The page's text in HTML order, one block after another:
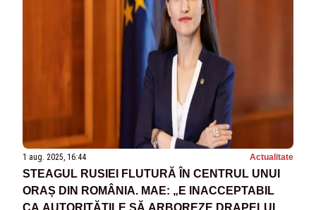
1 aug. 2025, 16:44 Actualitate
STEAGUL RUSIEI FLUTURĂ ÎN CENTRUL UNUI
ORAȘ DIN ROMÂNIA. MAE: „E INACCEPTABIL
CA AUTORITĂȚILE SĂ ARBOREZE DRAPELUL